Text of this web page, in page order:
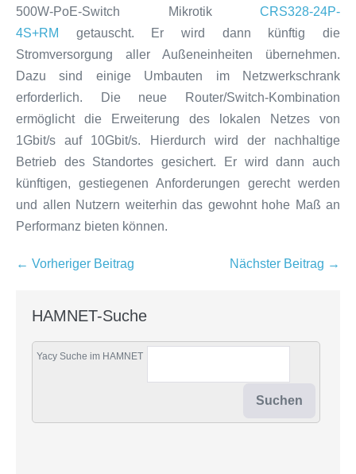
500W-PoE-Switch Mikrotik CRS328-24P-
4S+RM
getauscht. Er wird dann künftig die
Stromversorgung aller Außeneinheiten übernehmen.
Dazu sind einige Umbauten im Netzwerkschrank
erforderlich. Die neue Router/Switch-Kombination
ermöglicht die Erweiterung des lokalen Netzes von
1Gbit/s auf 10Gbit/s. Hierdurch wird der nachhaltige
Betrieb des Standortes gesichert. Er wird dann auch
künftigen, gestiegenen Anforderungen gerecht werden
und allen Nutzern weiterhin das gewohnt hohe Maß an
Performanz bieten können.
Beitragsnavigation
← Vorheriger Beitrag Nächster Beitrag →
HAMNET-Suche
Yacy Suche im HAMNET